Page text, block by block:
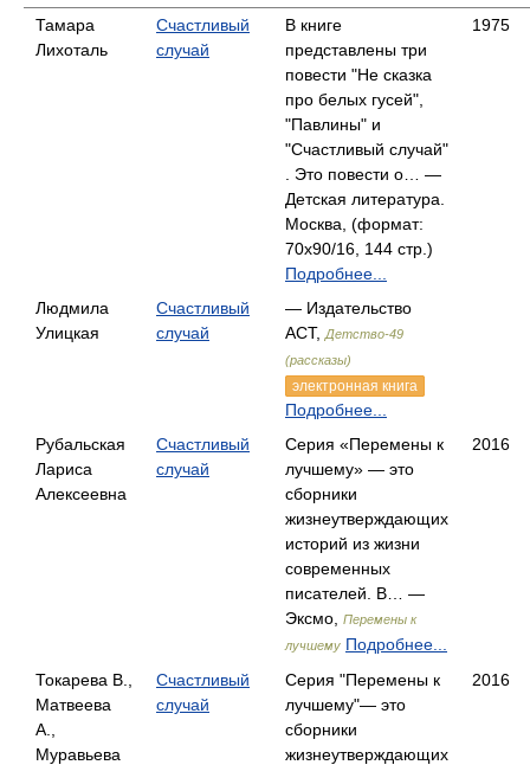
Тамара
Лихоталь
Счастливый
случай
В книге
представлены три
повести "Не сказка
про белых гусей",
"Павлины" и
"Счастливый случай"
. Это повести о… —
Детская литература.
Москва, (формат:
70x90/16, 144 стр.)
Подробнее...
1975
Людмила
Улицкая
Счастливый
случай
— Издательство
АСТ, Детство-49
(рассказы)
электронная книга
Подробнее...
Рубальская
Лариса
Алексеевна
Счастливый
случай
Серия «Перемены к
лучшему» — это
сборники
жизнеутверждающих
историй из жизни
современных
писателей. В… —
Эксмо,
Перемены к
лучшему Подробнее...
2016
Токарева В.,
Матвеева
А.,
Муравьева
Счастливый
случай
Серия "Перемены к
лучшему"— это
сборники
жизнеутверждающих
2016